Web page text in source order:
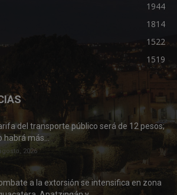
1944
1814
1522
1519
del transporte público será de 12 pesos;
habrá más...
2026
a la extorsión se intensifica en zona